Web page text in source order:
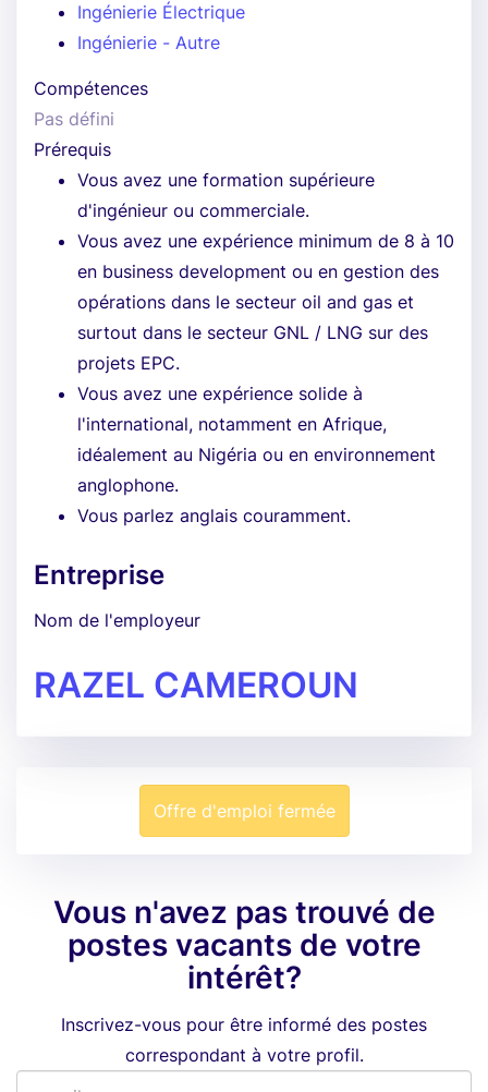
Ingénierie Électrique
Ingénierie - Autre
Compétences
Pas défini
Prérequis
Vous avez une formation supérieure
d'ingénieur ou commerciale.
Vous avez une expérience minimum de 8 à 10
en business development ou en gestion des
opérations dans le secteur oil and gas et
surtout dans le secteur GNL / LNG sur des
projets EPC.
Vous avez une expérience solide à
l'international, notamment en Afrique,
idéalement au Nigéria ou en environnement
anglophone.
Vous parlez anglais couramment.
Entreprise
Nom de l'employeur
RAZEL CAMEROUN
Offre d'emploi fermée
Vous n'avez pas trouvé de
postes vacants de votre
intérêt?
Inscrivez-vous pour être informé des postes
correspondant à votre profil.